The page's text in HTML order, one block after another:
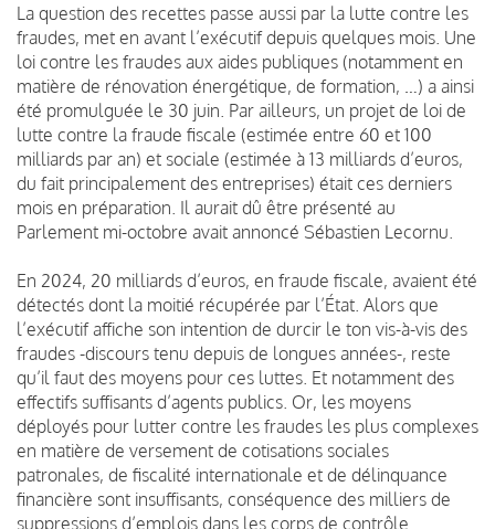
La question des recettes passe aussi par la lutte contre les
fraudes, met en avant l’exécutif depuis quelques mois. Une
loi contre les fraudes aux aides publiques (notamment en
matière de rénovation énergétique, de formation, …) a ainsi
été promulguée le 30 juin. Par ailleurs, un projet de loi de
lutte contre la fraude fiscale (estimée entre 60 et 100
milliards par an) et sociale (estimée à 13 milliards d’euros,
du fait principalement des entreprises) était ces derniers
mois en préparation. Il aurait dû être présenté au
Parlement mi-octobre avait annoncé Sébastien Lecornu.
En 2024, 20 milliards d’euros, en fraude fiscale, avaient été
détectés dont la moitié récupérée par l’État. Alors que
l’exécutif affiche son intention de durcir le ton vis-à-vis des
fraudes -discours tenu depuis de longues années-, reste
qu’il faut des moyens pour ces luttes. Et notamment des
effectifs suffisants d’agents publics. Or, les moyens
déployés pour lutter contre les fraudes les plus complexes
en matière de versement de cotisations sociales
patronales, de fiscalité internationale et de délinquance
financière sont insuffisants, conséquence des milliers de
suppressions d’emplois dans les corps de contrôle